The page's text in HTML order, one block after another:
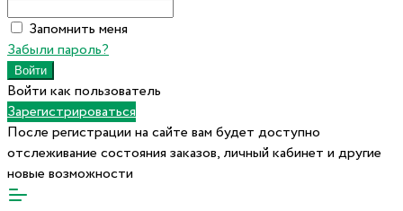
Запомнить меня
Забыли пароль?
Войти как пользователь
Зарегистрироваться
После регистрации на сайте вам будет доступно
отслеживание состояния заказов, личный кабинет и другие
новые возможности